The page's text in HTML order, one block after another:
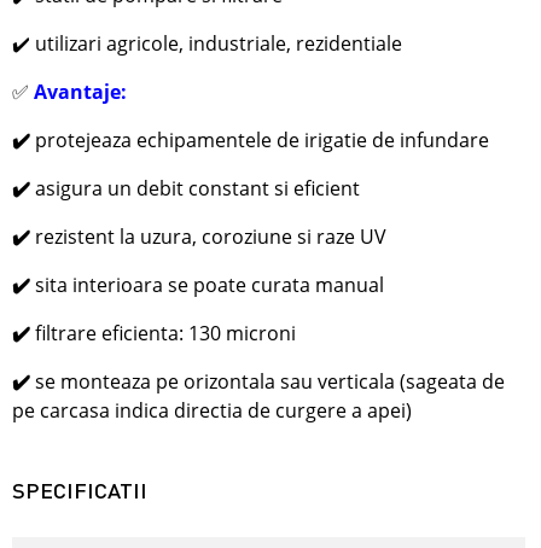
✔️ utilizari agricole, industriale, rezidentiale
✅ Avantaje:
✔️ protejeaza echipamentele de irigatie de infundare
✔️asigura un debit constant si eficient
✔️ rezistent la uzura, coroziune si raze UV
✔️sita interioara se poate curata manual
✔️filtrare eficienta: 130 microni
✔️se monteaza pe orizontala sau verticala (sageata de
pe carcasa indica directia de curgere a apei)
SPECIFICATII